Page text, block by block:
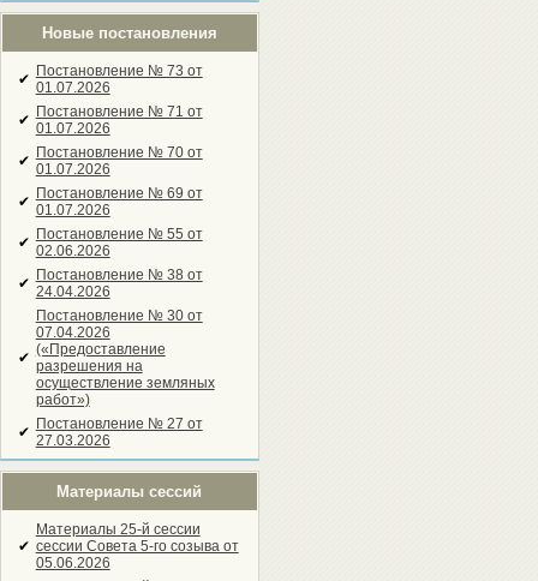
Новые постановления
✔ Постановление № 73 от
01.07.2026
✔ Постановление № 71 от
01.07.2026
✔ Постановление № 70 от
01.07.2026
✔ Постановление № 69 от
01.07.2026
✔ Постановление № 55 от
02.06.2026
✔ Постановление № 38 от
24.04.2026
✔
Постановление № 30 от
07.04.2026
(«Предоставление
разрешения на
осуществление земляных
работ»)
✔ Постановление № 27 от
27.03.2026
Материалы сессий
✔
Материалы 25-й сессии
сессии Совета 5-го созыва от
05.06.2026